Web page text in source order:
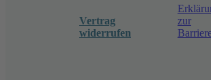
Vertrag
widerrufen
zur